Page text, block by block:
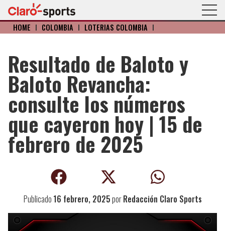
HOME I COLOMBIA I LOTERIAS COLOMBIA I
Resultado de Baloto y
Baloto Revancha:
consulte los números
que cayeron hoy | 15 de
febrero de 2025
Publicado 16 febrero, 2025porRedacción Claro Sports